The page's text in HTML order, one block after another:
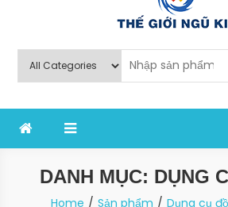
Thế Giới Ngũ Kim
nghiệp sản xuất
DANH MỤC: DỤNG
Home Sản phẩm Dụng cụ